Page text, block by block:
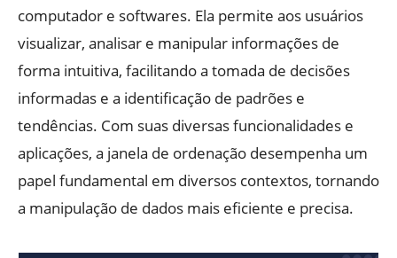
computador e softwares. Ela permite aos usuários
visualizar, analisar e manipular informações de
forma intuitiva, facilitando a tomada de decisões
informadas e a identificação de padrões e
tendências. Com suas diversas funcionalidades e
aplicações, a janela de ordenação desempenha um
papel fundamental em diversos contextos, tornando
a manipulação de dados mais eficiente e precisa.